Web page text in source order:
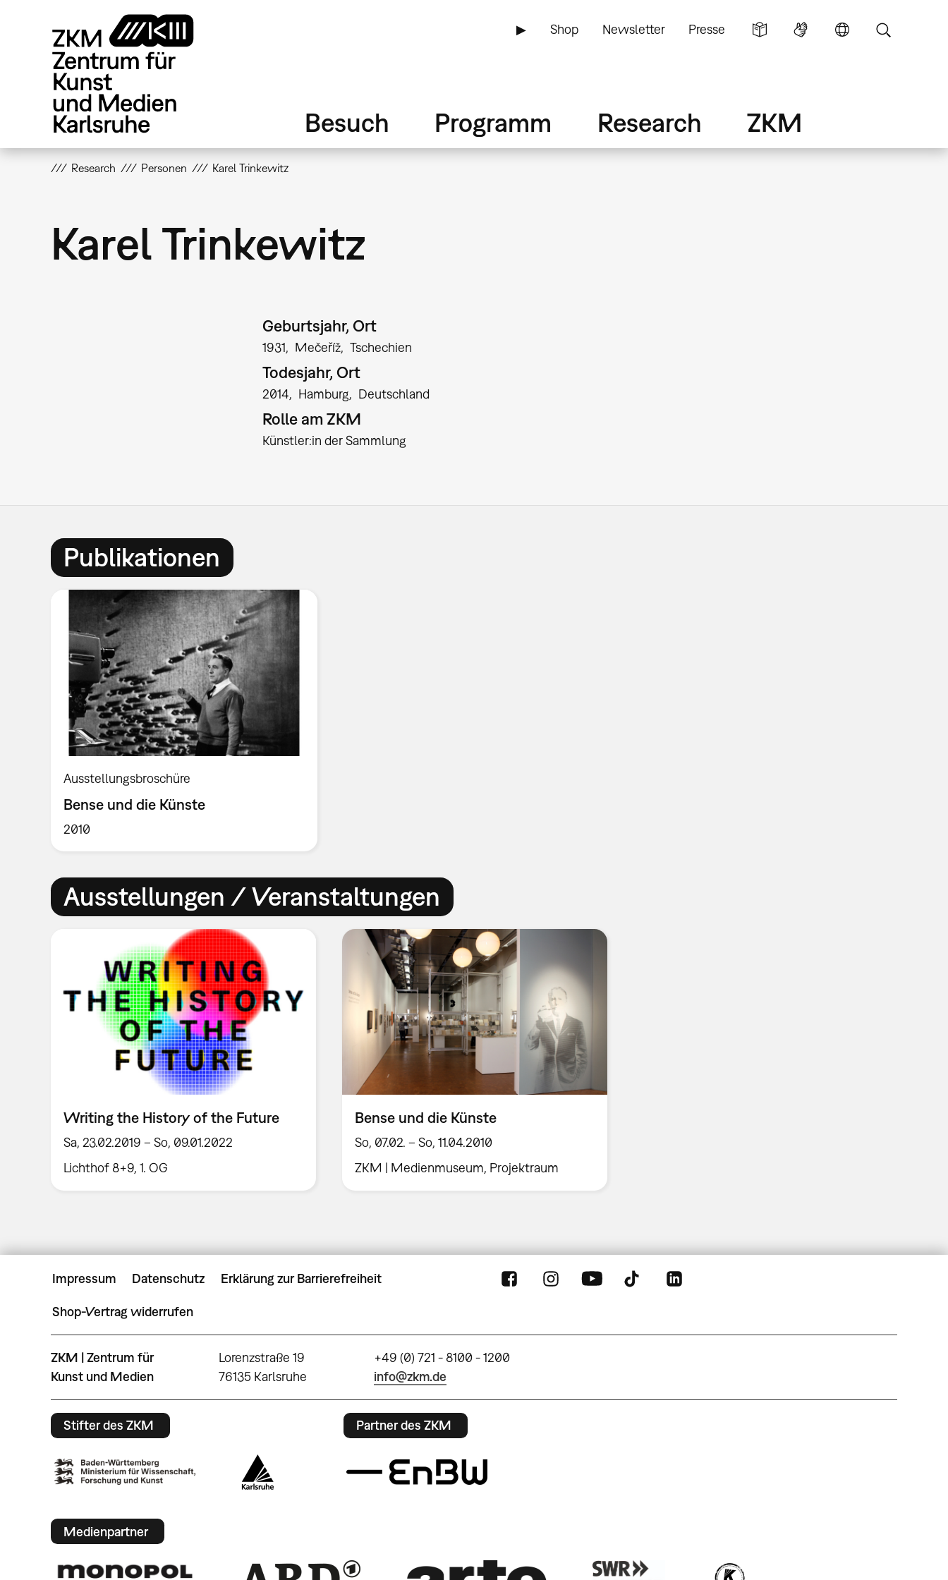
▶ Shop Newsletter Presse
Besuch Programm Research ZKM
Research Personen Karel Trinkewitz
Karel Trinkewitz
Geburtsjahr, Ort
1931 Mečeříž Tschechien
Todesjahr, Ort
2014 Hamburg Deutschland
Rolle am ZKM
Künstler:in der Sammlung
Publikationen
Ausstellungsbroschüre
Bense und die Künste
2010
Ausstellungen / Veranstaltungen
Writing the History of the Future
Sa, 23.02.2019 – So, 09.01.2022
Lichthof 8+9, 1. OG
Bense und die Künste
So, 07.02. – So, 11.04.2010
ZKM | Medienmuseum, Projektraum
Impressum Datenschutz Erklärung zur Barrierefreiheit
Shop-Vertrag widerrufen
ZKM | Zentrum für
Kunst und Medien
Lorenzstraße 19
76135 Karlsruhe
+49 (0) 721 - 8100 - 1200
info@zkm.de
Stifter des ZKM Partner des ZKM
Medienpartner